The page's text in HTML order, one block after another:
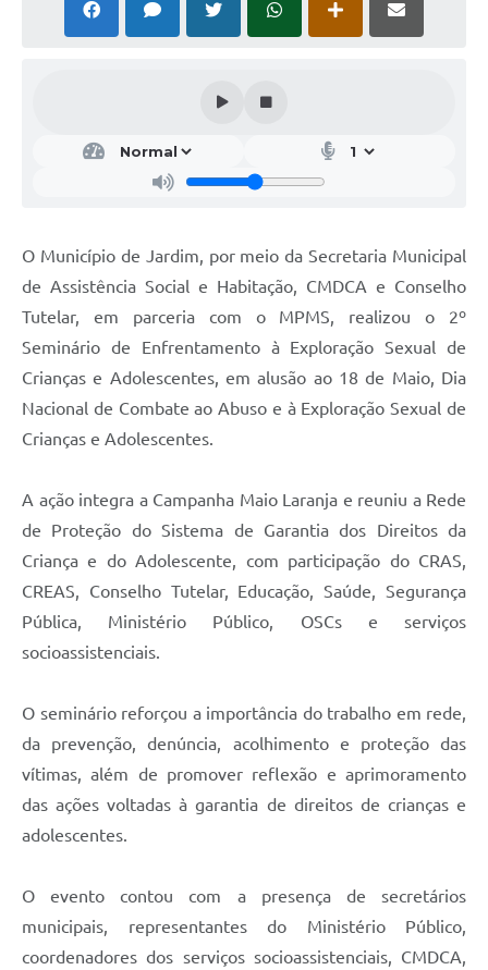
O Município de Jardim, por meio da Secretaria Municipal
de Assistência Social e Habitação, CMDCA e Conselho
Tutelar, em parceria com o MPMS, realizou o 2º
Seminário de Enfrentamento à Exploração Sexual de
Crianças e Adolescentes, em alusão ao 18 de Maio, Dia
Nacional de Combate ao Abuso e à Exploração Sexual de
Crianças e Adolescentes.
A ação integra a Campanha Maio Laranja e reuniu a Rede
de Proteção do Sistema de Garantia dos Direitos da
Criança e do Adolescente, com participação do CRAS,
CREAS, Conselho Tutelar, Educação, Saúde, Segurança
Pública, Ministério Público, OSCs e serviços
socioassistenciais.
O seminário reforçou a importância do trabalho em rede,
da prevenção, denúncia, acolhimento e proteção das
vítimas, além de promover reflexão e aprimoramento
das ações voltadas à garantia de direitos de crianças e
adolescentes.
O evento contou com a presença de secretários
municipais, representantes do Ministério Público,
coordenadores dos serviços socioassistenciais, CMDCA,